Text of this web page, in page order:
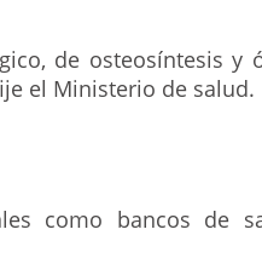
de osteosíntesis y
el Ministerio de salud.
como bancos de